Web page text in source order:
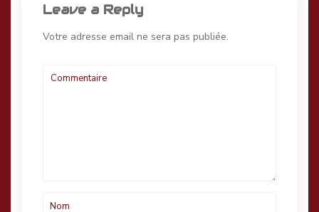
Leave a Reply
Votre adresse email ne sera pas publiée.